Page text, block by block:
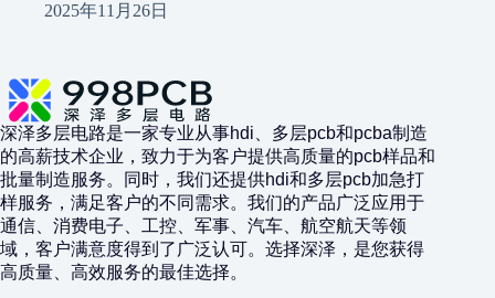
2025年11月26日
深泽多层电路是一家专业从事hdi、多层pcb和pcba制造
的高薪技术企业，致力于为客户提供高质量的pcb样品和
批量制造服务。同时，我们还提供hdi和多层pcb加急打
样服务，满足客户的不同需求。我们的产品广泛应用于
通信、消费电子、工控、军事、汽车、航空航天等领
域，客户满意度得到了广泛认可。选择深泽，是您获得
高质量、高效服务的最佳选择。